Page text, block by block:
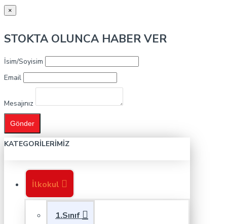
×
STOKTA OLUNCA HABER VER
İsim/Soyisim
Email
Mesajınız
Gönder
KATEGORILERIMIZ
İlkokul
1.Sınıf